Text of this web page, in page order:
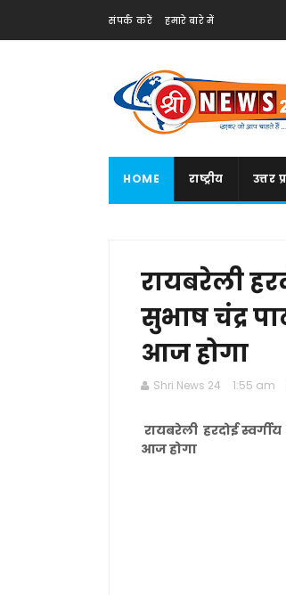
संपर्क करें हमारे बारे में
HOME राष्ट्रीय उत्तर
रायबरेली
सुभाष चंद्र
आज होगा
Shri News 24 1:55 am
रायबरेली हरदोई
आज होगा